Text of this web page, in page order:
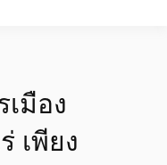
มือง
เพียง